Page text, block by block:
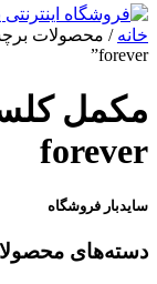
خانه / محصولات
forever”
مکمل
forever
سایدبار فروشگاه
دسته‌های